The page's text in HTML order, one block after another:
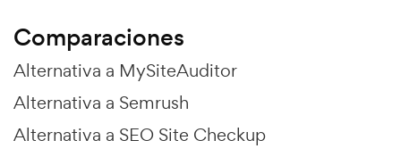
Comparaciones
Alternativa a MySiteAuditor
Alternativa a Semrush
Alternativa a SEO Site Checkup